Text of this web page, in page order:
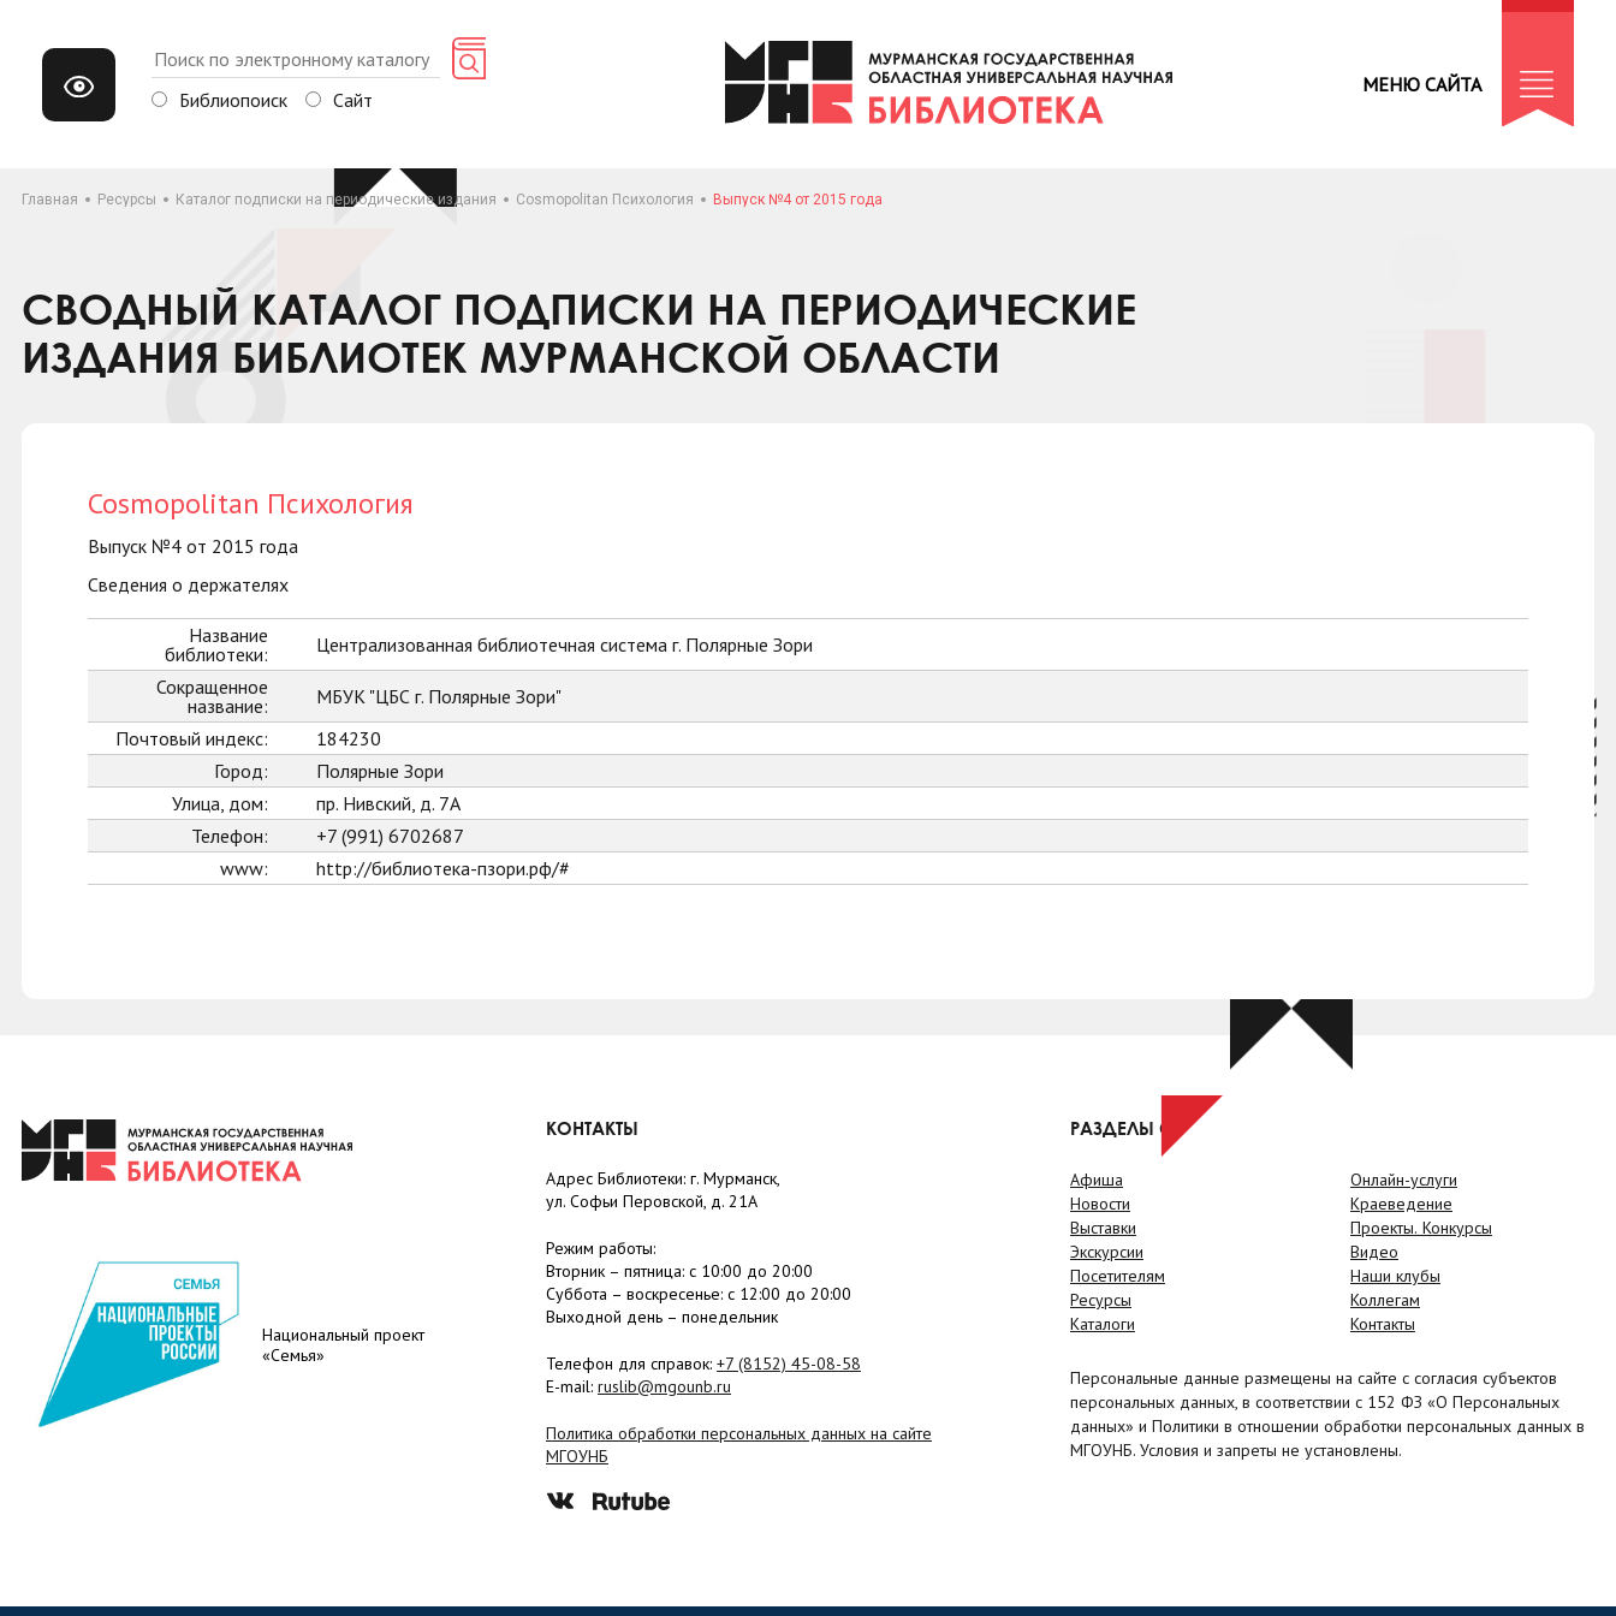
Библиопоиск Сайт
МЕНЮ САЙТА
Главная Ресурсы Каталог подписки на периодические издания Cosmopolitan Психология Выпуск №4 от 2015 года
СВОДНЫЙ КАТАЛОГ ПОДПИСКИ НА ПЕРИОДИЧЕСКИЕ
ИЗДАНИЯ БИБЛИОТЕК МУРМАНСКОЙ ОБЛАСТИ
Cosmopolitan Психология
Выпуск №4 от 2015 года
Сведения о держателях
Название
библиотеки:
Централизованная библиотечная система г. Полярные Зори
Сокращенное
название:
МБУК "ЦБС г. Полярные Зори"
Почтовый индекс:
184230
Город:
Полярные Зори
Улица, дом:
пр. Нивский, д. 7А
Телефон:
+7 (991) 6702687
www:
http://библиотека-пзори.рф/#
Национальный проект
«Семья»
КОНТАКТЫ
Адрес Библиотеки: г. Мурманск,
ул. Софьи Перовской, д. 21А
Режим работы:
Вторник – пятница: с 10:00 до 20:00
Суббота – воскресенье: c 12:00 до 20:00
Выходной день – понедельник
Телефон для справок: +7 (8152) 45-08-58
E-mail: ruslib@mgounb.ru
Политика обработки персональных данных на сайте
МГОУНБ
РАЗДЕЛЫ САЙТА
Афиша
Новости
Выставки
Экскурсии
Посетителям
Ресурсы
Каталоги
Онлайн-услуги
Краеведение
Проекты. Конкурсы
Видео
Наши клубы
Коллегам
Контакты
Персональные данные размещены на сайте с согласия субъектов
персональных данных, в соответствии с 152 ФЗ «О Персональных
данных» и Политики в отношении обработки персональных данных в
МГОУНБ. Условия и запреты не установлены.